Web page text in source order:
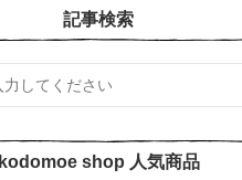
記事検索
kodomoe shop 人気商品